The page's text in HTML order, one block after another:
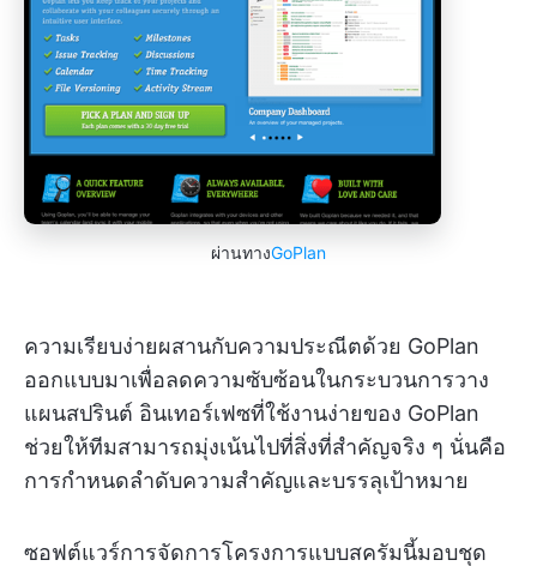
ผ่านทางGoPlan
ความเรียบง่ายผสานกับความประณีตด้วย GoPlan
ออกแบบมาเพื่อลดความซับซ้อนในกระบวนการวาง
แผนสปรินต์ อินเทอร์เฟซที่ใช้งานง่ายของ GoPlan
ช่วยให้ทีมสามารถมุ่งเน้นไปที่สิ่งที่สำคัญจริง ๆ นั่นคือ
การกำหนดลำดับความสำคัญและบรรลุเป้าหมาย
ซอฟต์แวร์การจัดการโครงการแบบสครัมนี้มอบชุด